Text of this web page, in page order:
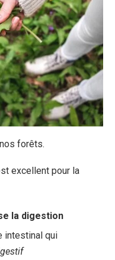
forêts.
excellent pour la
la digestion
intestinal qui